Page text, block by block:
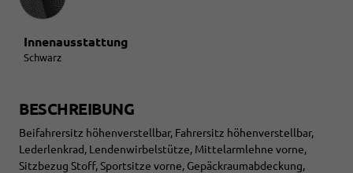
Innenausstattung
Schwarz
BESCHREIBUNG
Beifahrersitz höhenverstellbar, Fahrersitz höhenverstellbar,
Lederlenkrad, Lendenwirbelstütze, Mittelarmlehne vorne,
Sitzbezug Stoff, Sportsitze vorne, Gepäckraumabdeckung,